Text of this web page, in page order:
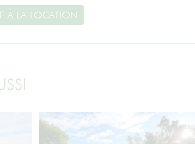
À LA LOCATION